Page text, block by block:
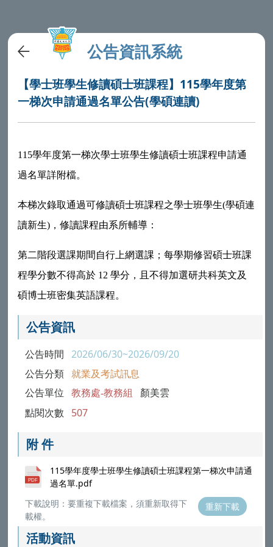
公告資訊系統
【學士班學生修讀碩士班課程】115學年度第
一梯次申請通過名單公告(學碩連讀)
115學年度第一梯次學士班學生修讀碩士班課程申請通
過名單詳附檔。
本梯次錄取通過可修讀碩士班課程之學士班學生(學碩連
讀新生)，修讀課程由系所輔導：
第二階段選課期間自行上網選課；每學期修習碩士班課
程學分數不得高於 12 學分，且不得加選研共科英文及
碩博士班密集英語課程。
公告資訊
公告時間 2026/06/30~2026/09/20
公告分類 就業及考試訊息
公告單位 教務處-教務組 顏美雲
點閱次數 507
附 件
115學年度學士班學生修讀碩士班課程第一梯次申請通
過名單.pdf
下載說明：要重複下載檔案，須重新取得下
載權。
重新下載
活動資訊